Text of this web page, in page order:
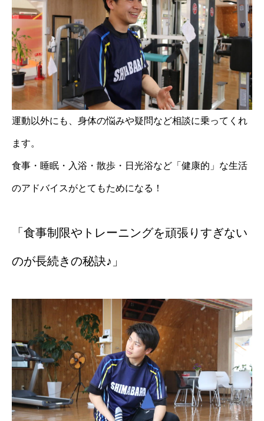
運動以外にも、身体の悩みや疑問など相談に乗ってくれ
ます。
食事・睡眠・入浴・散歩・日光浴など「健康的」な生活
のアドバイスがとてもためになる！
「食事制限やトレーニングを頑張りすぎない
のが長続きの秘訣♪」